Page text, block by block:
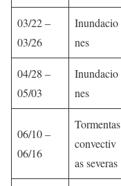
03/22 –
03/26
Inundacio
nes
04/28 –
05/03
Inundacio
nes
06/10 –
06/16
Tormentas
convectiv
as severas